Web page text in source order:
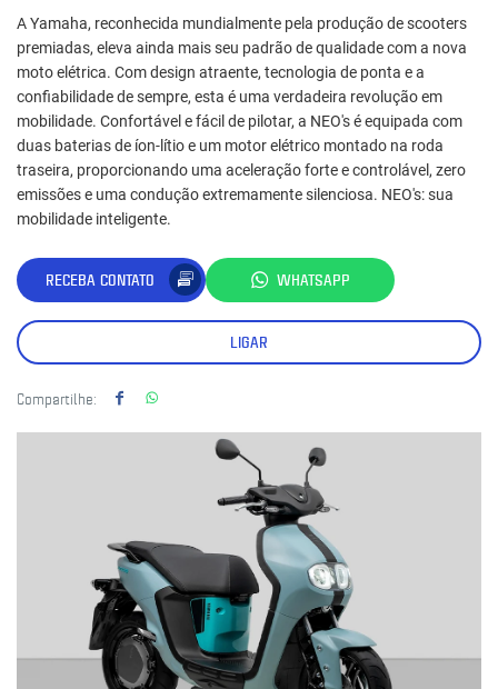
A Yamaha, reconhecida mundialmente pela produção de scooters
premiadas, eleva ainda mais seu padrão de qualidade com a nova
moto elétrica. Com design atraente, tecnologia de ponta e a
confiabilidade de sempre, esta é uma verdadeira revolução em
mobilidade. Confortável e fácil de pilotar, a NEO's é equipada com
duas baterias de íon-lítio e um motor elétrico montado na roda
traseira, proporcionando uma aceleração forte e controlável, zero
emissões e uma condução extremamente silenciosa. NEO's: sua
mobilidade inteligente.
RECEBA CONTATO WHATSAPP
LIGAR
Compartilhe: